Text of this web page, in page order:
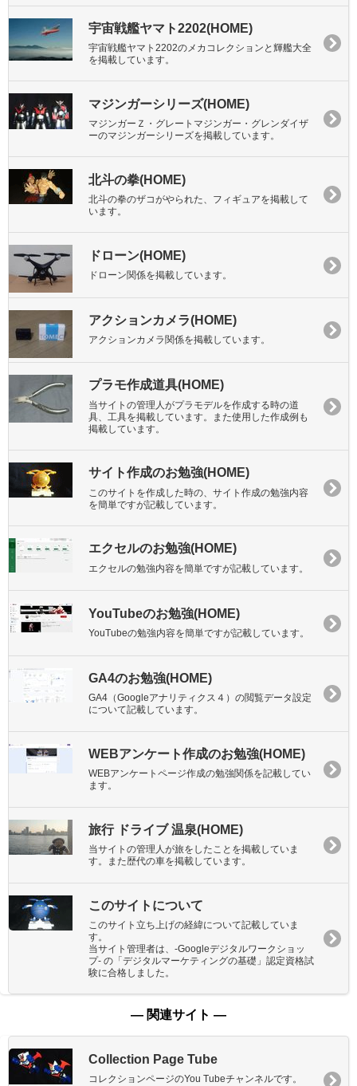
宇宙戦艦ヤマト2202(HOME)
宇宙戦艦ヤマト2202のメカコレクションと輝艦大全
を掲載しています。
マジンガーシリーズ(HOME)
マジンガーＺ・グレートマジンガー・グレンダイザ
ーのマジンガーシリーズを掲載しています。
北斗の拳(HOME)
北斗の拳のザコがやられた、フィギュアを掲載して
います。
ドローン(HOME)
ドローン関係を掲載しています。
アクションカメラ(HOME)
アクションカメラ関係を掲載しています。
プラモ作成道具(HOME)
当サイトの管理人がプラモデルを作成する時の道
具、工具を掲載しています。また使用した作成例も
掲載しています。
サイト作成のお勉強(HOME)
このサイトを作成した時の、サイト作成の勉強内容
を簡単ですが記載しています。
エクセルのお勉強(HOME)
エクセルの勉強内容を簡単ですが記載しています。
YouTubeのお勉強(HOME)
YouTubeの勉強内容を簡単ですが記載しています。
GA4のお勉強(HOME)
GA4（Googleアナリティクス４）の閲覧データ設定
について記載しています。
WEBアンケート作成のお勉強(HOME)
WEBアンケートページ作成の勉強関係を記載してい
ます。
旅行 ドライブ 温泉(HOME)
当サイトの管理人が旅をしたことを掲載していま
す。また歴代の車を掲載しています。
このサイトについて
このサイト立ち上げの経緯について記載していま
す。
当サイト管理者は、-Googleデジタルワークショッ
プ- の「デジタルマーケティングの基礎」認定資格試
験に合格しました。
― 関連サイト ―
Collection Page Tube
コレクションページのYou Tubeチャンネルです。